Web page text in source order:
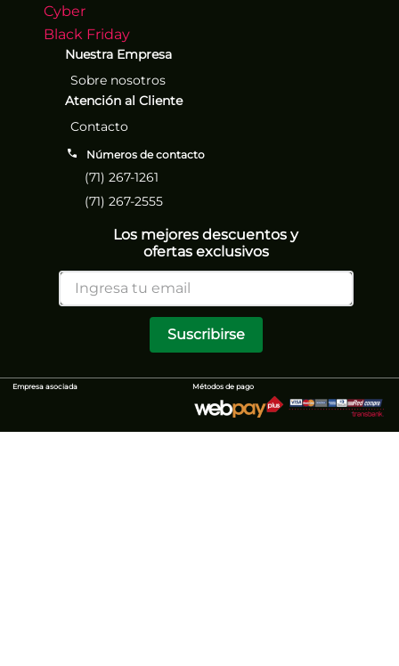
Cyber
Black Friday
Nuestra Empresa
Sobre nosotros
Atención al Cliente
Contacto
Números de contacto
(71) 267-1261
(71) 267-2555
Los mejores descuentos y
ofertas exclusivos
Suscribirse
Empresa asociada Métodos de pago